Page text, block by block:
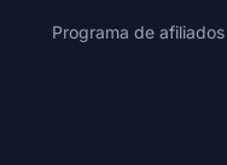
Programa de afiliados